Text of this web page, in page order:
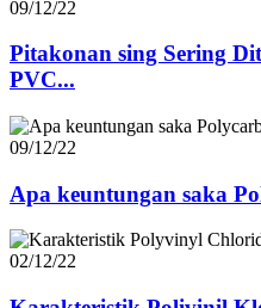
09/12/22
Pitakonan sing Sering
PVC...
09/12/22
Apa keuntungan saka
02/12/22